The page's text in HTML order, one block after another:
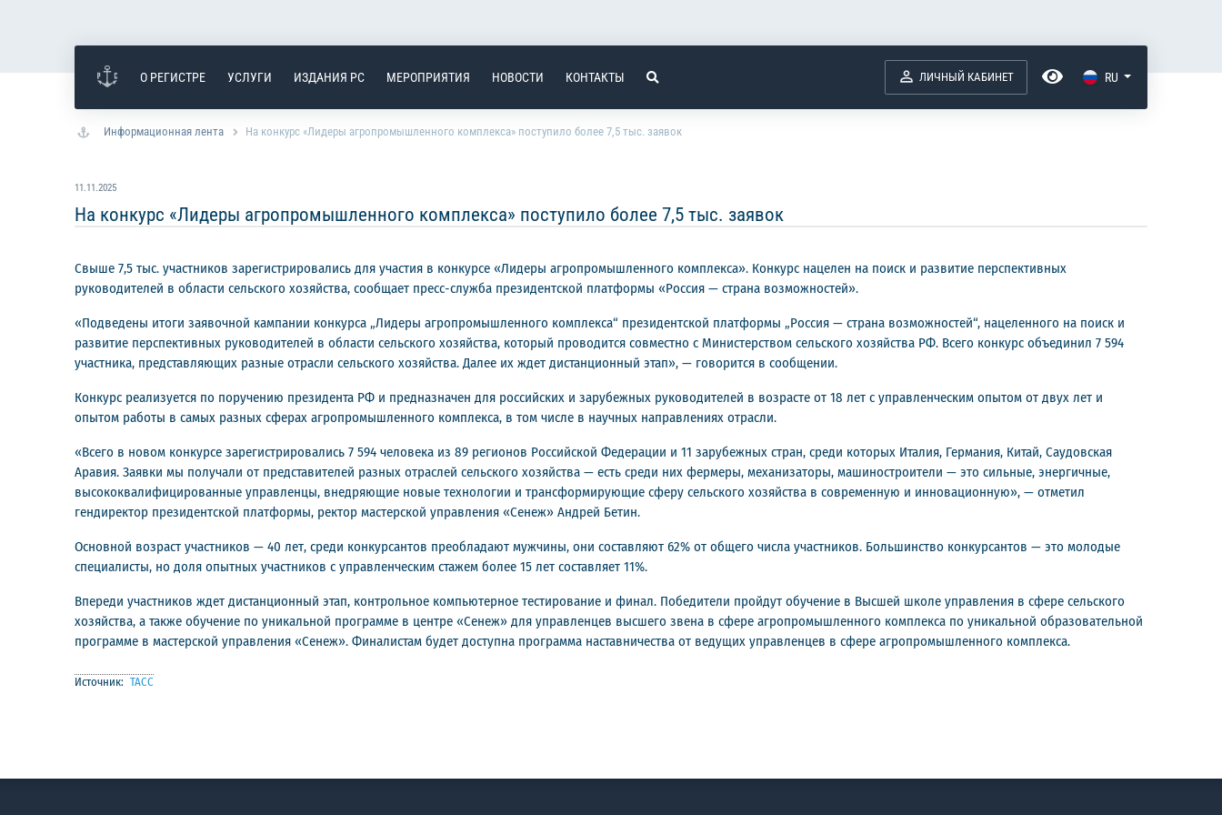
О РЕГИСТРЕ УСЛУГИ ИЗДАНИЯ РС МЕРОПРИЯТИЯ НОВОСТИ КОНТАКТЫ ЛИЧНЫЙ КАБИНЕТ RU
Информационная лента На конкурс «Лидеры агропромышленного комплекса» поступило более 7,5 тыс. заявок
11.11.2025
На конкурс «Лидеры агропромышленного комплекса» поступило более 7,5 тыс. заявок
Свыше 7,5 тыс. участников зарегистрировались для участия в конкурсе «Лидеры агропромышленного комплекса». Конкурс нацелен на поиск и развитие перспективных
руководителей в области сельского хозяйства, сообщает пресс-служба президентской платформы «Россия — страна возможностей».
«Подведены итоги заявочной кампании конкурса „Лидеры агропромышленного комплекса“ президентской платформы „Россия — страна возможностей“, нацеленного на поиск и
развитие перспективных руководителей в области сельского хозяйства, который проводится совместно с Министерством сельского хозяйства РФ. Всего конкурс объединил 7 594
участника, представляющих разные отрасли сельского хозяйства. Далее их ждет дистанционный этап», — говорится в сообщении.
Конкурс реализуется по поручению президента РФ и предназначен для российских и зарубежных руководителей в возрасте от 18 лет с управленческим опытом от двух лет и
опытом работы в самых разных сферах агропромышленного комплекса, в том числе в научных направлениях отрасли.
«Всего в новом конкурсе зарегистрировались 7 594 человека из 89 регионов Российской Федерации и 11 зарубежных стран, среди которых Италия, Германия, Китай, Саудовская
Аравия. Заявки мы получали от представителей разных отраслей сельского хозяйства — есть среди них фермеры, механизаторы, машиностроители — это сильные, энергичные,
высококвалифицированные управленцы, внедряющие новые технологии и трансформирующие сферу сельского хозяйства в современную и инновационную», — отметил
гендиректор президентской платформы, ректор мастерской управления «Сенеж» Андрей Бетин.
Основной возраст участников — 40 лет, среди конкурсантов преобладают мужчины, они составляют 62% от общего числа участников. Большинство конкурсантов — это молодые
специалисты, но доля опытных участников с управленческим стажем более 15 лет составляет 11%.
Впереди участников ждет дистанционный этап, контрольное компьютерное тестирование и финал. Победители пройдут обучение в Высшей школе управления в сфере сельского
хозяйства, а также обучение по уникальной программе в центре «Сенеж» для управленцев высшего звена в сфере агропромышленного комплекса по уникальной образовательной
программе в мастерской управления «Сенеж». Финалистам будет доступна программа наставничества от ведущих управленцев в сфере агропромышленного комплекса.
Источник: ТАСС